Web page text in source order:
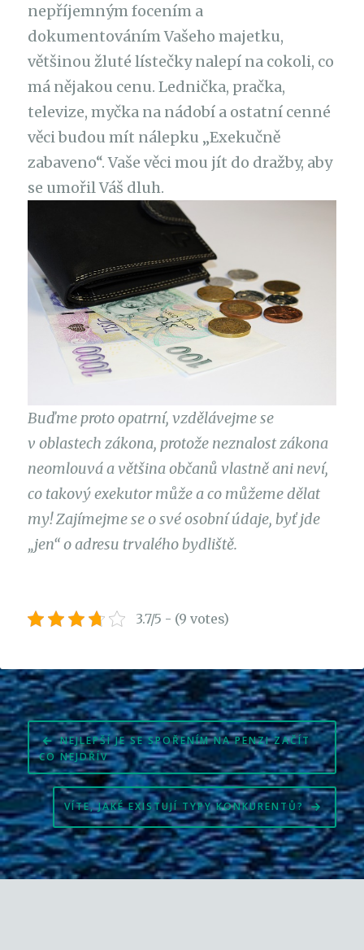
nepříjemným focením a
dokumentováním Vašeho majetku,
většinou žluté lístečky nalepí na cokoli, co
má nějakou cenu. Lednička, pračka,
televize, myčka na nádobí a ostatní cenné
věci budou mít nálepku „Exekučně
zabaveno“. Vaše věci mou jít do dražby, aby
se umořil Váš dluh.
Buďme proto opatrní, vzdělávejme se
v oblastech zákona, protože neznalost zákona
neomlouvá a většina občanů vlastně ani neví,
co takový exekutor může a co můžeme dělat
my! Zajímejme se o své osobní údaje, byť jde
„jen“ o adresu trvalého bydliště.
3.7/5 - (9 votes)
Navigace
pro
příspěvek
NEJLEPŠÍ JE SE SPOŘENÍM NA PENZI ZAČÍT
CO NEJDŘÍV
VÍTE, JAKÉ EXISTUJÍ TYPY KONKURENTŮ?